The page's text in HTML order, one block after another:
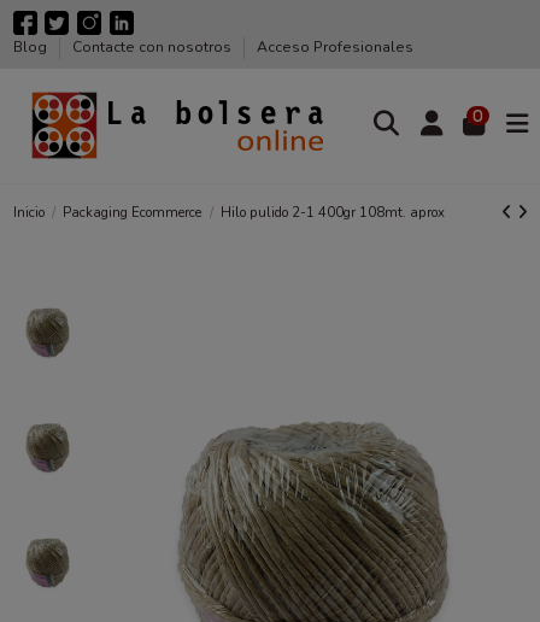
Blog Contacte con nosotros Acceso Profesionales
0
Inicio Packaging Ecommerce Hilo pulido 2-1 400gr 108mt. aprox